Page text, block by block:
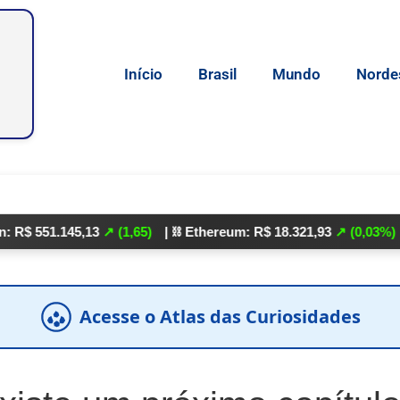
Início Brasil Mundo
↗ (1,65) | ⛓️ Ethereum: R$ 18.321,93↗ (0,03%) | 🌕
Acesse o Atlas das Curiosidades